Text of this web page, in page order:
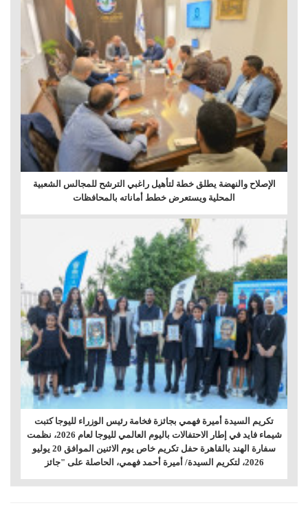
الإصلاح والنهضة يطلق خطة لتأهيل راغبي الترشح للمجالس الشعبية
المحلية ويستعرض خطط أماناته بالمحافظات
تكريم السيدة أميرة فهمي بجائزة فخامة رئيس الوزراء لليوجا كتبت
شيماء فايد في إطار الاحتفالات باليوم العالمي لليوجا لعام 2026، نظمت
سفارة الهند بالقاهرة حفل تكريم خاص يوم الاثنين الموافق 20 يوليو
2026، لتكريم السيدة/ أميرة أحمد فهمي، الحاصلة على "جائز